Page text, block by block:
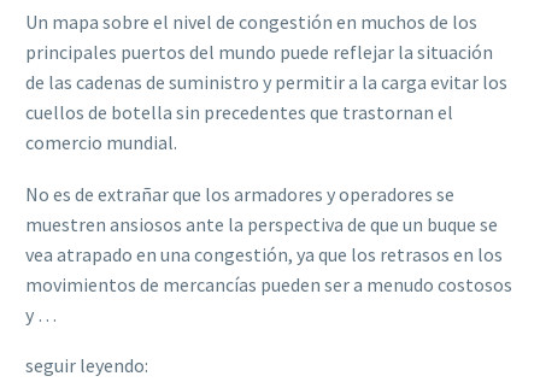
Un mapa sobre el nivel de congestión en muchos de los
principales puertos del mundo puede reflejar la situación
de las cadenas de suministro y permitir a la carga evitar los
cuellos de botella sin precedentes que trastornan el
comercio mundial.
No es de extrañar que los armadores y operadores se
muestren ansiosos ante la perspectiva de que un buque se
vea atrapado en una congestión, ya que los retrasos en los
movimientos de mercancías pueden ser a menudo costosos
y …
seguir leyendo: